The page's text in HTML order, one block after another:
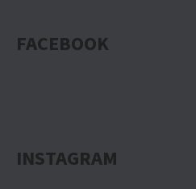
FACEBOOK
INSTAGRAM